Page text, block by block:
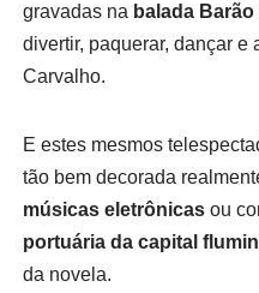
gravadas na balada
divertir, paquerar, dançar
Carvalho.
E estes mesmos
tão bem decorada
músicas eletrônicasou
portuária da capital
da novela.